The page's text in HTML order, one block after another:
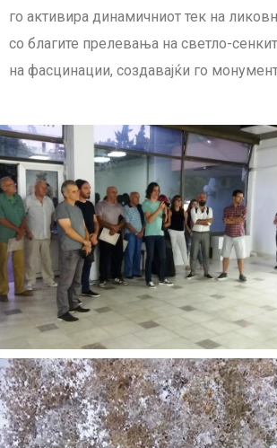
го активира динамичниот тек на
со благите прелевања на светло-
на фасцинации, создавајќи го